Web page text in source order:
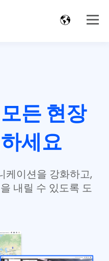
모든 현장
세요
케이션을 강화하고,
내릴 수 있도록 도